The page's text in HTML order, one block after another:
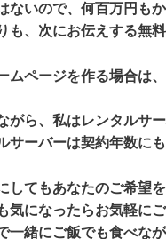
ないので、何百万円も
も、次にお伝えする無
ムページを作る場合は
がら、私はレンタルサ
サーバーは契約年数に
してもあなたのご希望
気になったらお気軽に
一緒にご飯でも食べな